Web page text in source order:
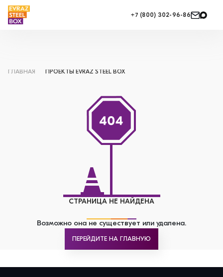
+7 (800) 302-96-86
ГЛАВНАЯ ПРОЕКТЫ EVRAZ STEEL BOX
СТРАНИЦА НЕ НАЙДЕНА
Возможно она не существует или удалена.
ПЕРЕЙДИТЕ НА ГЛАВНУЮ